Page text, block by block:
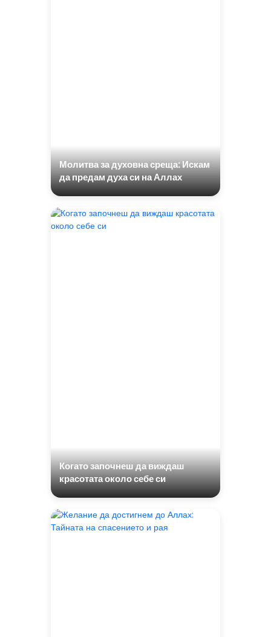
Молитва за духовна среща: Искам
да предам духа си на Аллах
Когато започнеш да виждаш
красотата около себе си